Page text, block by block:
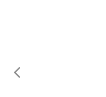
Предыдущий